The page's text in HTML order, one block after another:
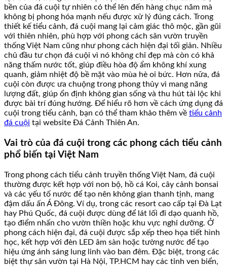
bền của đá cuội tự nhiên có thể lên đến hàng chục năm mà
không bị phong hóa mạnh nếu được xử lý đúng cách. Trong
thiết kế tiểu cảnh, đá cuội mang lại cảm giác thô mộc, gần gũi
với thiên nhiên, phù hợp với phong cách sân vườn truyền
thống Việt Nam cũng như phong cách hiện đại tối giản. Nhiều
chủ đầu tư chọn đá cuội vì nó không chỉ đẹp mà còn có khả
năng thấm nước tốt, giúp điều hòa độ ẩm không khí xung
quanh, giảm nhiệt độ bề mặt vào mùa hè oi bức. Hơn nữa, đá
cuội còn được ưa chuộng trong phong thủy vì mang năng
lượng đất, giúp ổn định không gian sống và thu hút tài lộc khi
được bài trí đúng hướng. Để hiểu rõ hơn về cách ứng dụng đá
cuội trong tiểu cảnh, bạn có thể tham khảo thêm về tiểu cảnh
đá cuội tại website Đá Cảnh Thiên An.
Vai trò của đá cuội trong các phong cách tiểu cảnh
phổ biến tại Việt Nam
Trong phong cách tiểu cảnh truyền thống Việt Nam, đá cuội
thường được kết hợp với non bộ, hồ cá Koi, cây cảnh bonsai
và các yếu tố nước để tạo nên không gian thanh tịnh, mang
đậm dấu ấn Á Đông. Ví dụ, trong các resort cao cấp tại Đà Lạt
hay Phú Quốc, đá cuội được dùng để lát lối đi dạo quanh hồ,
tạo điểm nhấn cho vườn thiền hoặc khu vực nghỉ dưỡng. Ở
phong cách hiện đại, đá cuội được sắp xếp theo họa tiết hình
học, kết hợp với đèn LED âm sàn hoặc tường nước để tạo
hiệu ứng ánh sáng lung linh vào ban đêm. Đặc biệt, trong các
biệt thự sân vườn tại Hà Nội, TP.HCM hay các tỉnh ven biển,